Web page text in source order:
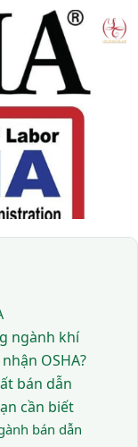
ngành khí
OSHA?
bán dẫn
cần biết
bán dẫn